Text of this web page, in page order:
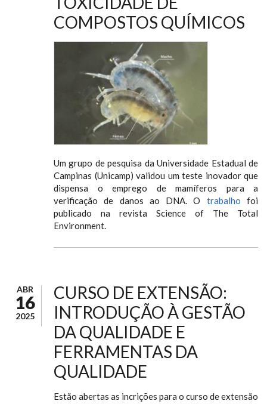
COMPOSTOS QUÍMICOS
Um grupo de pesquisa da Universidade Estadual de
Campinas (Unicamp) validou um teste inovador que
dispensa o emprego de mamíferos para a
verificação de danos ao DNA. O trabalho foi
publicado na revista Science of The Total
Environment.
ABR
16
2025
CURSO DE EXTENSÃO:
INTRODUÇÃO À GESTÃO
DA QUALIDADE E
FERRAMENTAS DA
QUALIDADE
Estão abertas as incrições para o curso de extensão